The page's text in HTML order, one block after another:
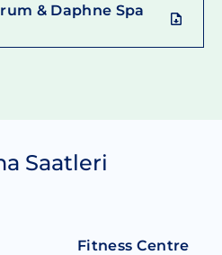
& Daphne Spa
Saatleri
Fitness Centre